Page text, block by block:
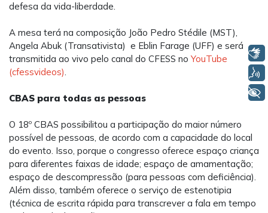
defesa da vida-liberdade.
A mesa terá na composição João Pedro Stédile (MST),
Angela Abuk (Transativista) e Eblin Farage (UFF) e será
transmitida ao vivo pelo canal do CFESS no YouTube
(cfessvideos).
CBAS para todas as pessoas
O 18º CBAS possibilitou a participação do maior número
possível de pessoas, de acordo com a capacidade do local
do evento. Isso, porque o congresso oferece espaço criança
para diferentes faixas de idade; espaço de amamentação;
espaço de descompressão (para pessoas com deficiência).
Além disso, também oferece o serviço de estenotipia
(técnica de escrita rápida para transcrever a fala em tempo
Libras